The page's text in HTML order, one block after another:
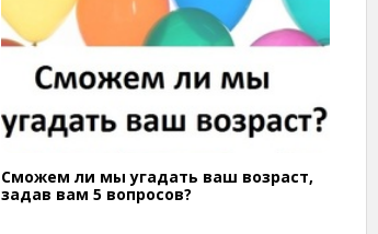
Сможем ли мы угадать ваш возраст,
задав вам 5 вопросов?